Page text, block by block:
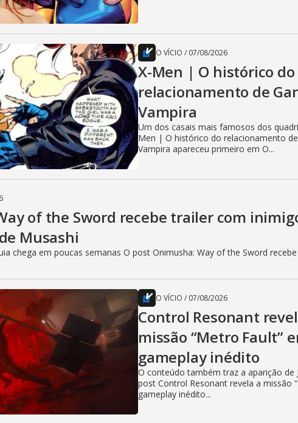
O VÍCIO / 07/08/2026
X-Men | O histórico do
relacionamento de
Vampira
Um dos casais mais famosos dos
Men | O histórico do relacionamento
Vampira apareceu primeiro em O...
of the Sword recebe trailer com
Musashi
chega em poucas semanas O post Onimusha: Way of the Sword
O VÍCIO / 07/08/2026
Control Resonant
missão “Metro Fault”
gameplay inédito
O conteúdo também traz a aparição de
post Control Resonant revela a missão
gameplay inédito...